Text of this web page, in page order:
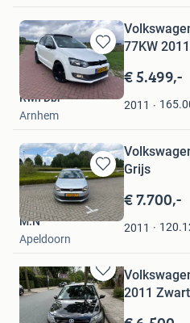
Bewaren
in
Mijn
Favorieten
77KW
€ 5.499,-
2011
Rwn Dbr
Arnhem
Bewaren
in
Mijn
Favorieten
Grijs
€ 7.700,-
2011
M.N
Apeldoorn
Bewaren
in
Mijn
2011 Zwart